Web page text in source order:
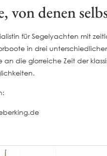
von denen
für Segelyachten mit
in drei
die glorreiche Zeit der